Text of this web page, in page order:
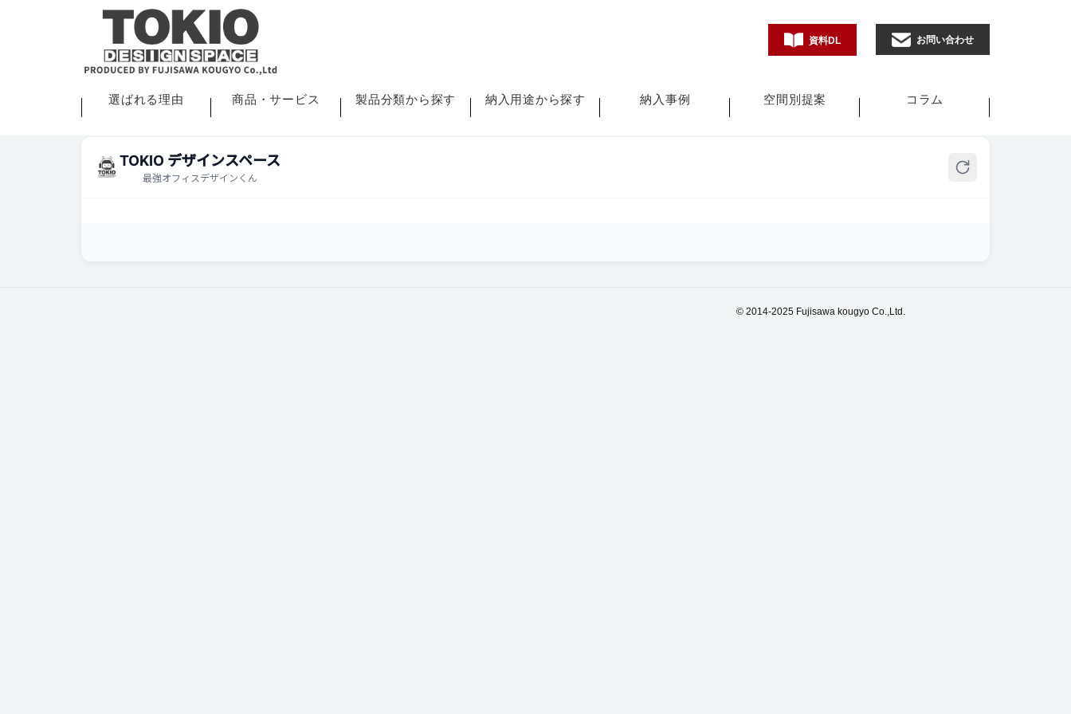
資料DL お問い合わせ
選ばれる理由 商品・サービス 製品分類から探す 納入用途から探す 納入事例 空間別提案 コラム
TOKIO デザインスペース
最強オフィスデザインくん
© 2014-2025 Fujisawa kougyo Co.,Ltd.